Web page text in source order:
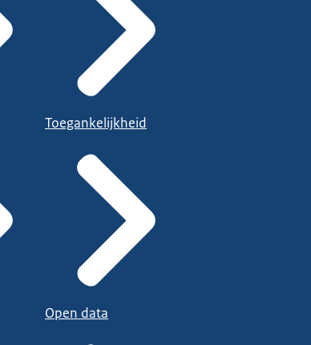
Toegankelijkheid
Open data